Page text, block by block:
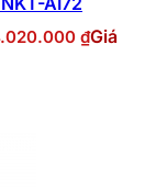
₫Giá